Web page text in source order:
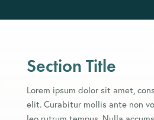
Section Title
Lorem ipsum dolor sit amet,
elit. Curabitur mollis ante non